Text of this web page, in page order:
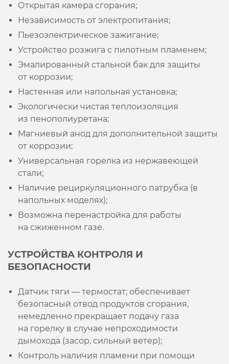
Открытая камера сгорания;
Независимость от электропитания;
Пьезоэлектрическое зажигание;
Устройство розжига с пилотным пламенем;
Эмалированный стальной бак для защиты
от коррозии;
Настенная или напольная установка;
Экологически чистая теплоизоляция
из пенополиуретана;
Магниевый анод для дополнительной защиты
от коррозии;
Универсальная горелка из нержавеющей
стали;
Наличие рециркуляционного патрубка (в
напольных моделях);
Возможна перенастройка для работы
на сжиженном газе.
УСТРОЙСТВА КОНТРОЛЯ И
БЕЗОПАСНОСТИ
Датчик тяги — термостат; обеспечивает
безопасный отвод продуктов сгорания,
немедленно прекращает подачу газа
на горелку в случае непроходимости
дымохода (засор, сильный ветер);
Контроль наличия пламени при помощи